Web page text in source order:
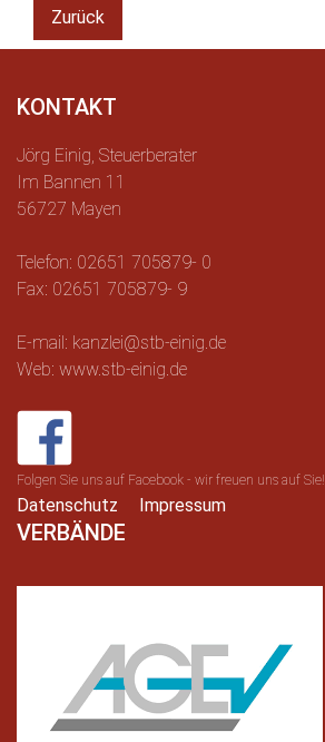
Zurück
KONTAKT
Jörg Einig, Steuerberater
Im Bannen 11
56727 Mayen
Telefon: 02651 705879- 0
Fax: 02651 705879- 9
E-mail: kanzlei@stb-einig.de
Web: www.stb-einig.de
Folgen Sie uns auf Facebook - wir freuen uns auf Sie!
Datenschutz Impressum
VERBÄNDE